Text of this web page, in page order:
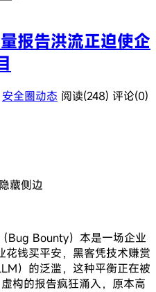
报告洪流正迫使企
安全圈动态 阅读(248) 评论(0)
隐藏侧边
Bug Bounty）本是一场企业
钱买平安，黑客凭技术赚赏
）的泛滥，这种平衡正在被
构的报告疯狂涌入，原本高